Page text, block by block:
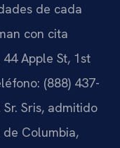
de cada
con cita
44 Apple St, 1st
(888) 437-
Sris, admitido
Columbia,